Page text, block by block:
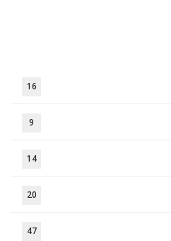
16
9
14
20
47